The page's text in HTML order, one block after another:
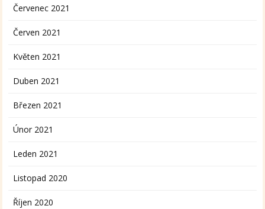
Červenec 2021
Červen 2021
Květen 2021
Duben 2021
Březen 2021
Únor 2021
Leden 2021
Listopad 2020
Říjen 2020